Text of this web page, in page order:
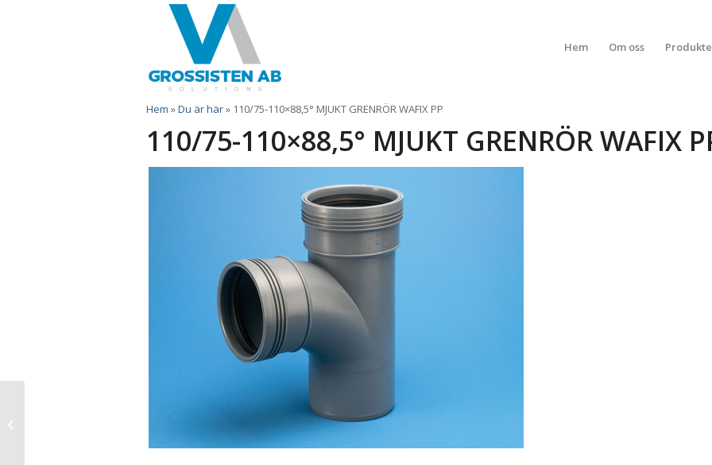
Hem Om oss
Hem »Du är här» 110/75-110×88,5° MJUKT GRENRÖR WAFIX PP
110/75-110×88,5° MJUKT GRENRÖR WAFIX